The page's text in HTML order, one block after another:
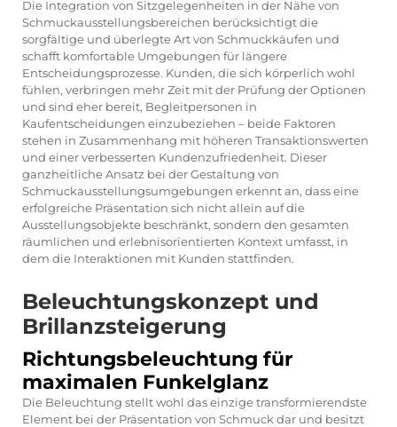
Die Integration von Sitzgelegenheiten in der Nähe von
Schmuckausstellungsbereichen berücksichtigt die
sorgfältige und überlegte Art von Schmuckkäufen und
schafft komfortable Umgebungen für längere
Entscheidungsprozesse. Kunden, die sich körperlich wohl
fühlen, verbringen mehr Zeit mit der Prüfung der Optionen
und sind eher bereit, Begleitpersonen in
Kaufentscheidungen einzubeziehen – beide Faktoren
stehen in Zusammenhang mit höheren Transaktionswerten
und einer verbesserten Kundenzufriedenheit. Dieser
ganzheitliche Ansatz bei der Gestaltung von
Schmuckausstellungsumgebungen erkennt an, dass eine
erfolgreiche Präsentation sich nicht allein auf die
Ausstellungsobjekte beschränkt, sondern den gesamten
räumlichen und erlebnisorientierten Kontext umfasst, in
dem die Interaktionen mit Kunden stattfinden.
Beleuchtungskonzept und
Brillanzsteigerung
Richtungsbeleuchtung für
maximalen Funkelglanz
Die Beleuchtung stellt wohl das einzige transformierendste
Element bei der Präsentation von Schmuck dar und besitzt